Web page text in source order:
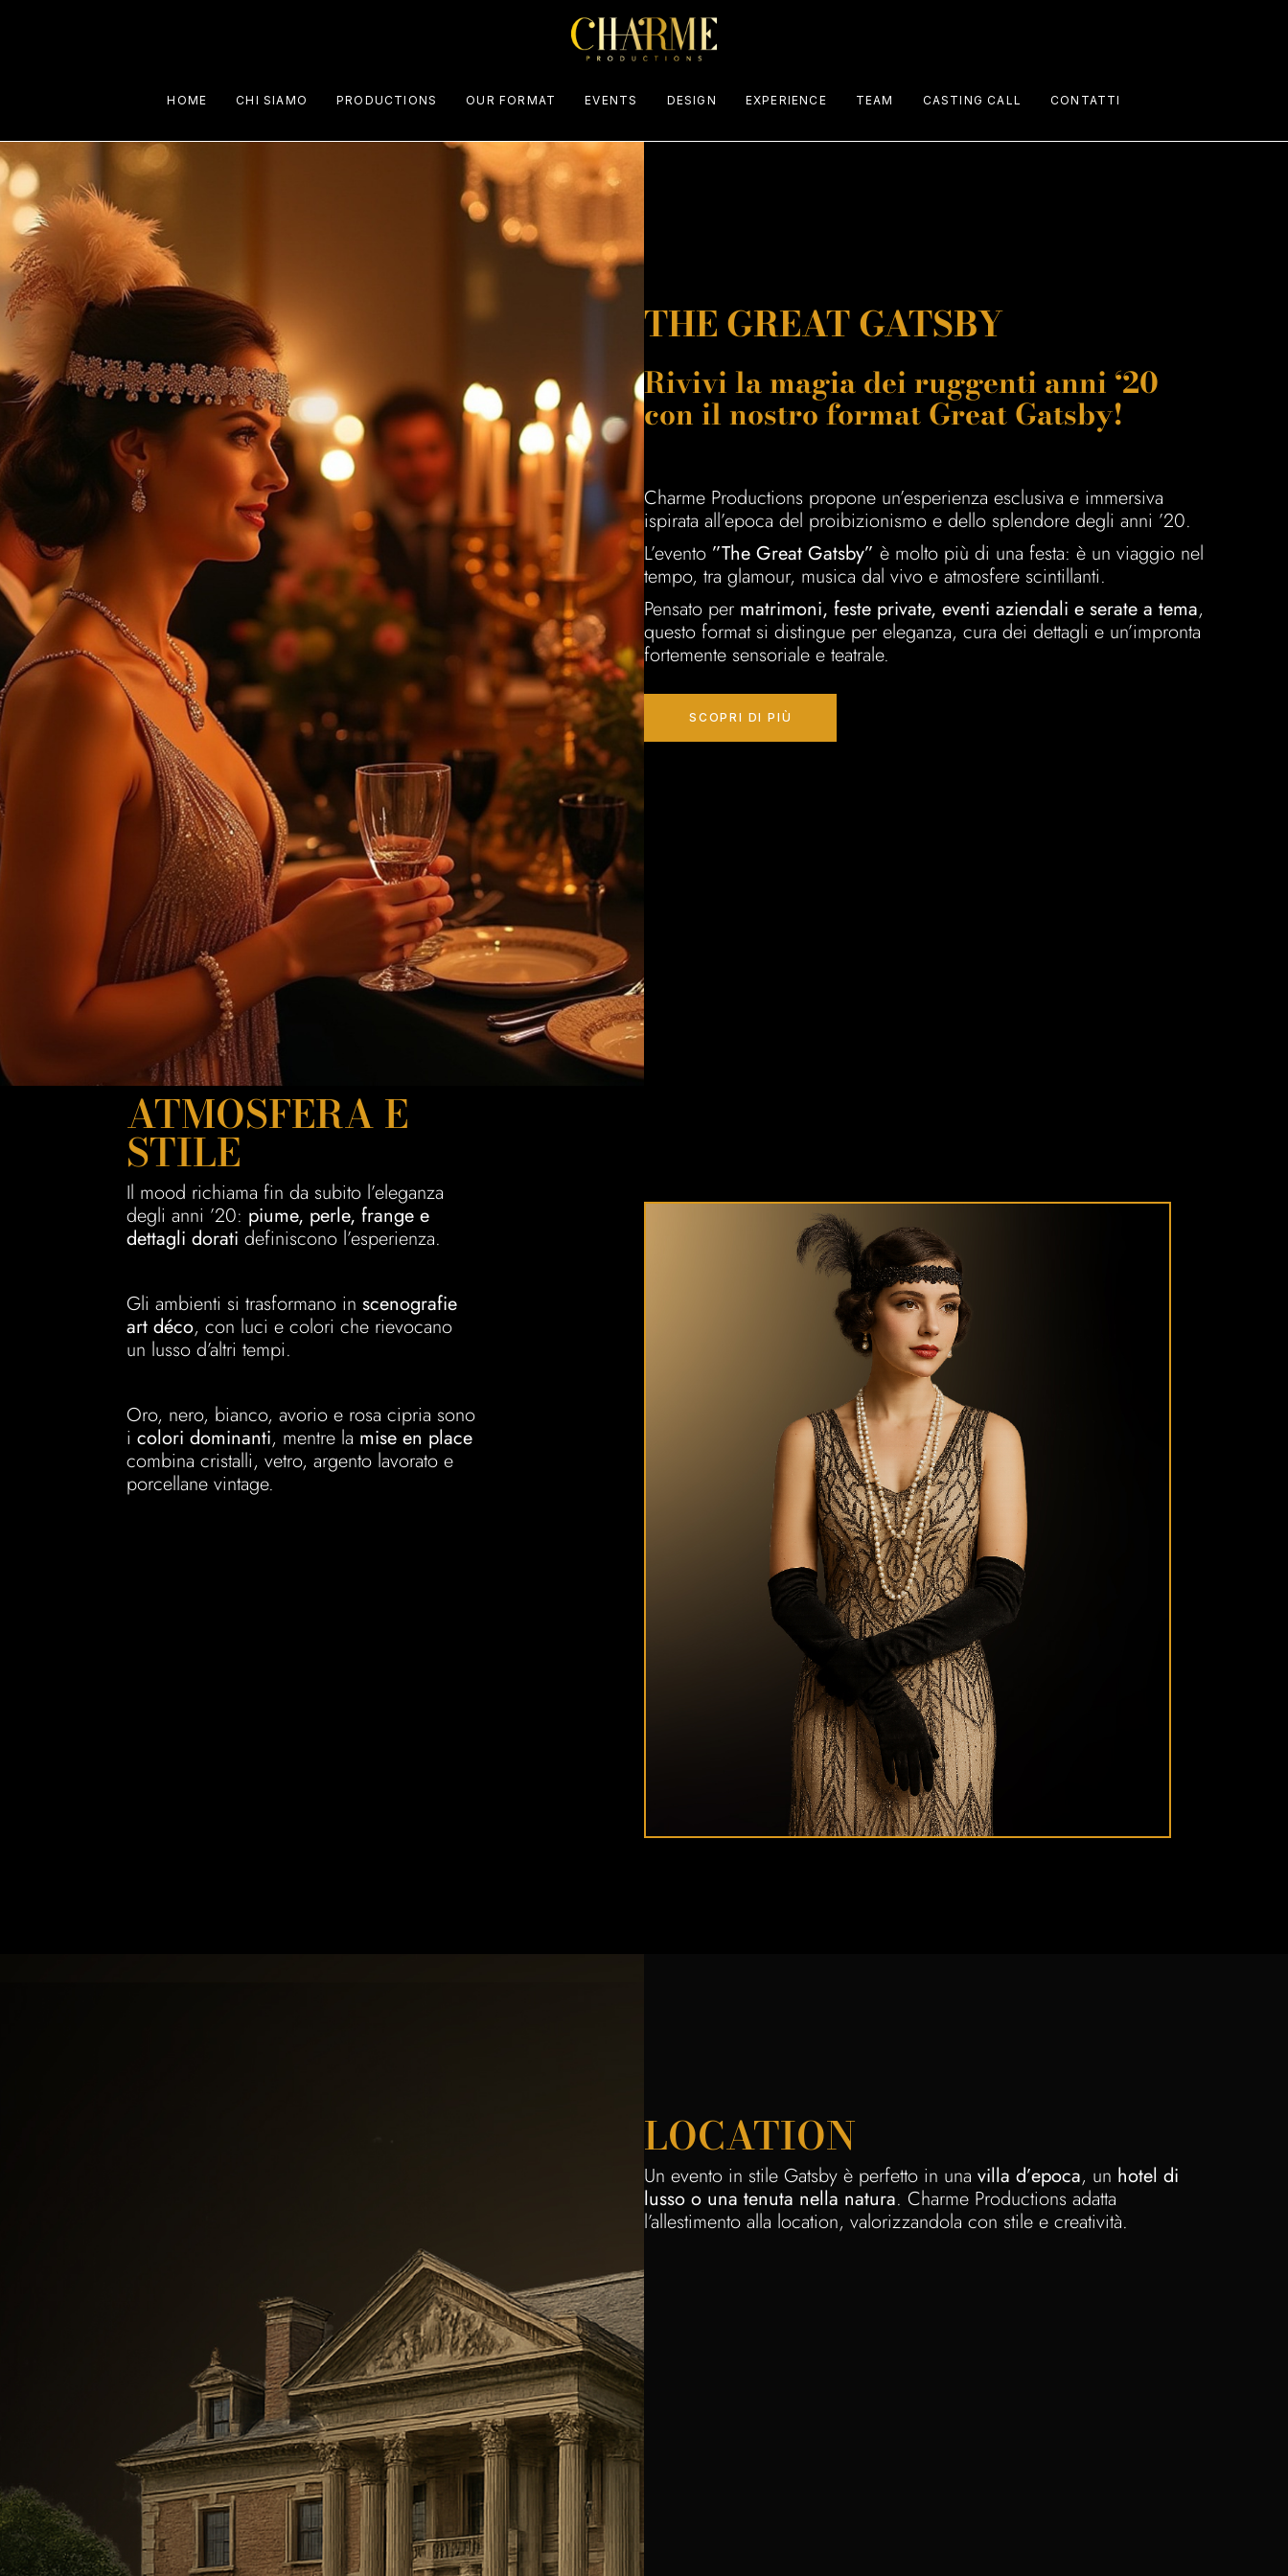
HOME CHI SIAMO PRODUCTIONS OUR FORMAT EVENTS
Palinsesto eventi
DESIGN EXPERIENCE TEAM CASTING CALL CONTATTI
THE GREAT GATSBY
Rivivi la magia dei ruggenti anni ‘20
con il nostro format Great Gatsby!
Charme Productions propone un’esperienza esclusiva e immersiva
ispirata all’epoca del proibizionismo e dello splendore degli anni ’20.
L’evento ”The Great Gatsby” è molto più di una festa: è un viaggio nel
tempo, tra glamour, musica dal vivo e atmosfere scintillanti.
Pensato per matrimoni, feste private, eventi aziendali e serate a tema,
questo format si distingue per eleganza, cura dei dettagli e un’impronta
fortemente sensoriale e teatrale.
SCOPRI DI PIÙ
ATMOSFERA E
STILE
Il mood richiama fin da subito l’eleganza
degli anni ’20: piume, perle, frange e
dettagli dorati definiscono l’esperienza.
Gli ambienti si trasformano in scenografie
art déco, con luci e colori che rievocano
un lusso d’altri tempi.
Oro, nero, bianco, avorio e rosa cipria sono
i colori dominanti, mentre la mise en place
combina cristalli, vetro, argento lavorato e
porcellane vintage.
LOCATION
Un evento in stile Gatsby è perfetto in una villa d’epoca, un hotel di
lusso o una tenuta nella natura. Charme Productions adatta
l’allestimento alla location, valorizzandola con stile e creatività.